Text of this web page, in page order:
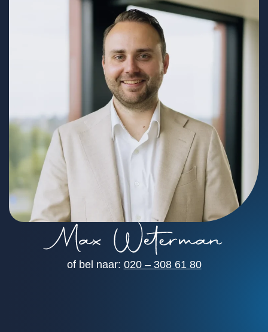
of bel naar: 020 – 308 61 80